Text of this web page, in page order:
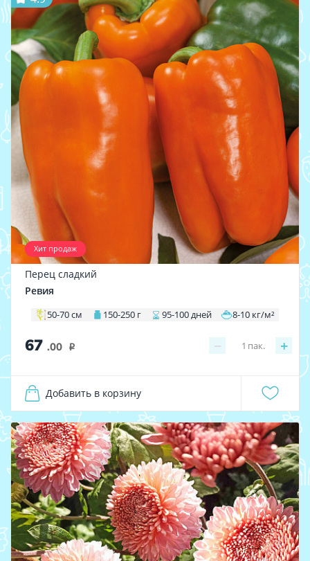
Хит продаж
Перец сладкий
Ревия
50-70 см 150-250 г 95-100 дней 8-10 кг/м²
67 .00 i − +
1 пак.
Добавить в корзину